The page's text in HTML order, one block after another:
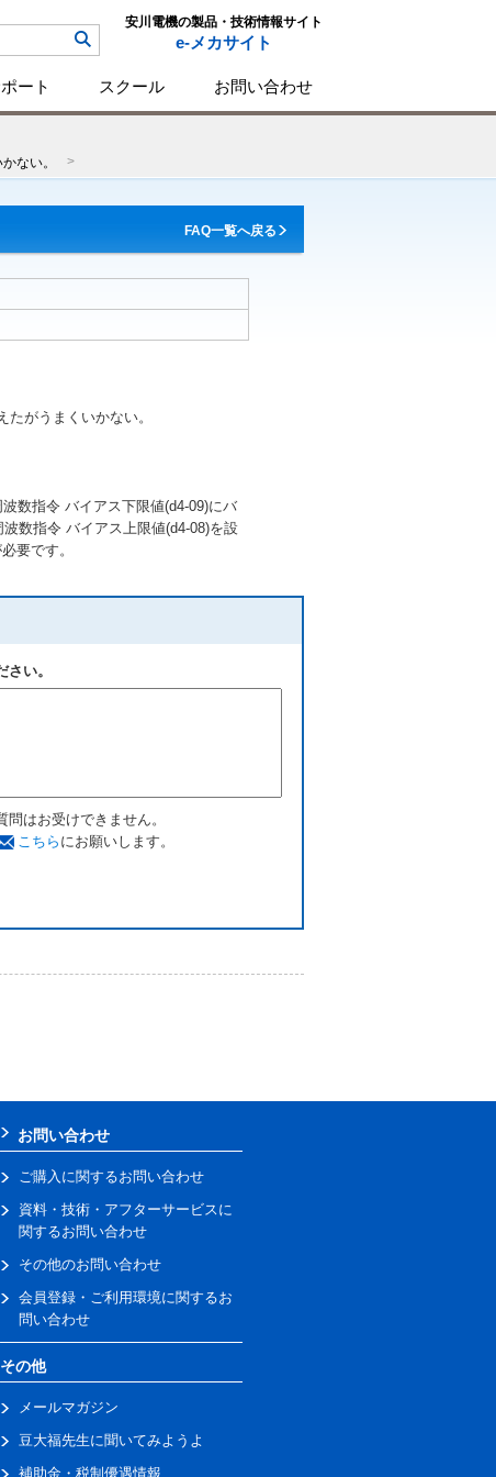
安川電機の製品・技術情報サイト
e-メカサイト
ート スクール お問い合わせ
ない。
FAQ一覧へ戻る
がうまくいかない。
数指令 バイアス下限値(d4-09)にバ
数指令 バイアス上限値(d4-08)を設
要です。
い。
はお受けできません。
こちら にお願いします。
お問い合わせ
ご購入に関するお問い合わせ
資料・技術・アフターサービスに
関するお問い合わせ
その他のお問い合わせ
会員登録・ご利用環境に関するお
問い合わせ
その他
メールマガジン
豆大福先生に聞いてみようよ
補助金・税制優遇情報